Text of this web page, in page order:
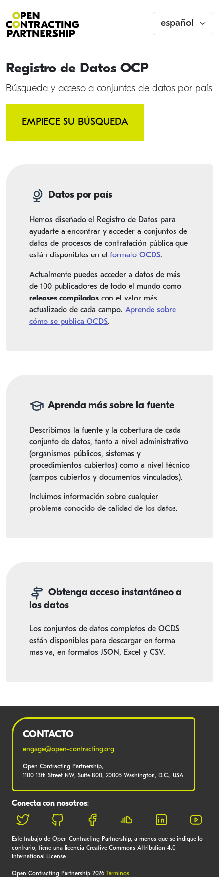
Registro de Datos OCP
Búsqueda y acceso a conjuntos de datos por país
EMPIECE SU BÚSQUEDA
Datos por país
Hemos diseñado el Registro de Datos para
ayudarte a encontrar y acceder a conjuntos de
datos de procesos de contratación pública que
están disponibles en el formato OCDS.
Actualmente puedes acceder a datos de más
de 100 publicadores de todo el mundo como
releases compilados con el valor más
actualizado de cada campo. Aprende sobre
cómo se publica OCDS.
Aprenda más sobre la fuente
Describimos la fuente y la cobertura de cada
conjunto de datos, tanto a nivel administrativo
(organismos públicos, sistemas y
procedimientos cubiertos) como a nivel técnico
(campos cubiertos y documentos vinculados).
Incluimos información sobre cualquier
problema conocido de calidad de los datos.
Obtenga acceso instantáneo a
los datos
Los conjuntos de datos completos de OCDS
están disponibles para descargar en forma
masiva, en formatos JSON, Excel y CSV.
CONTACTO
engage@open-contracting.org
Open Contracting Partnership,
1100 13th Street NW, Suite 800, 20005 Washington, D.C., USA
Conecta con nosotros:
Este trabajo de Open Contracting Partnership, a menos que se indique lo
contrario, tiene una licencia Creative Commons Attribution 4.0
International License.
Open Contracting Partnership 2026 Términos